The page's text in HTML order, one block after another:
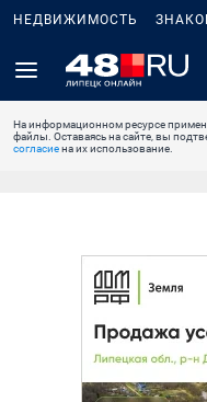
НЕДВИЖИМОСТЬ
На информационном ресурсе
файлы. Оставаясь на сайте, вы
согласиена их использование.